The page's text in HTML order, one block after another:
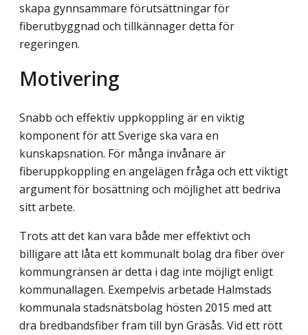
skapa gynnsammare förutsättningar för
fiberutbyggnad och tillkännager detta för
regeringen.
Motivering
Snabb och effektiv uppkoppling är en viktig
komponent för att Sverige ska vara en
kunskapsnation. För många invånare är
fiberuppkoppling en angelägen fråga och ett viktigt
argument för bosättning och möjlighet att bedriva
sitt arbete.
Trots att det kan vara både mer effektivt och
billigare att låta ett kommunalt bolag dra fiber över
kommungränsen är detta i dag inte möjligt enligt
kommunallagen. Exempelvis arbetade Halmstads
kommunala stadsnätsbolag hösten 2015 med att
dra bredbandsfiber fram till byn Gräsås. Vid ett rött